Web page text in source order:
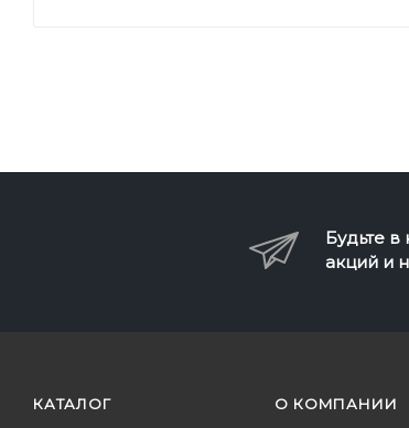
Будьте в
акций и
КАТАЛОГ О КОМПАНИИ